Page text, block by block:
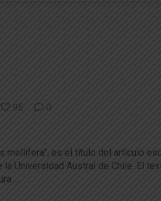
95 0
es el título del artículo
Universidad Austral de Chile. El
…